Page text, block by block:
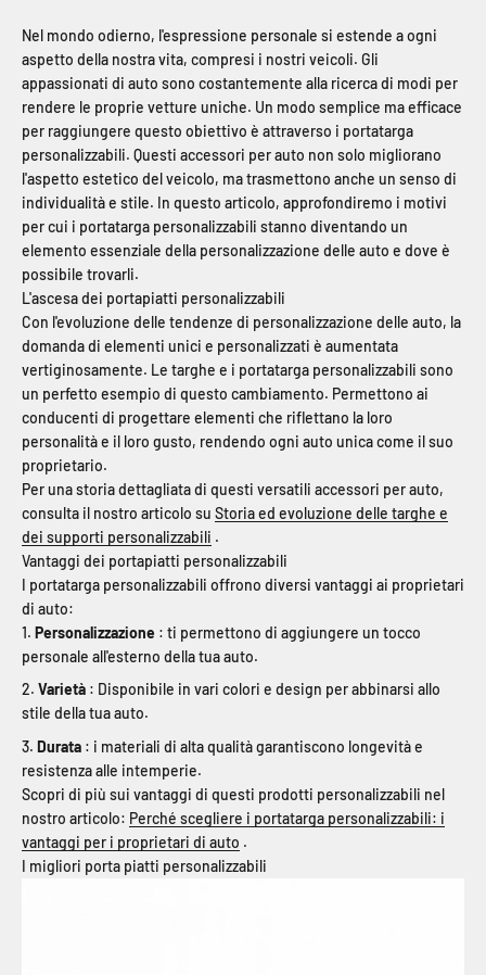
Nel mondo odierno, l'espressione personale si estende a ogni
aspetto della nostra vita, compresi i nostri veicoli. Gli
appassionati di auto sono costantemente alla ricerca di modi per
rendere le proprie vetture uniche. Un modo semplice ma efficace
per raggiungere questo obiettivo è attraverso i portatarga
personalizzabili. Questi accessori per auto non solo migliorano
l'aspetto estetico del veicolo, ma trasmettono anche un senso di
individualità e stile. In questo articolo, approfondiremo i motivi
per cui i portatarga personalizzabili stanno diventando un
elemento essenziale della personalizzazione delle auto e dove è
possibile trovarli.
L'ascesa dei portapiatti personalizzabili
Con l'evoluzione delle tendenze di personalizzazione delle auto, la
domanda di elementi unici e personalizzati è aumentata
vertiginosamente. Le targhe e i portatarga personalizzabili sono
un perfetto esempio di questo cambiamento. Permettono ai
conducenti di progettare elementi che riflettano la loro
personalità e il loro gusto, rendendo ogni auto unica come il suo
proprietario.
Per una storia dettagliata di questi versatili accessori per auto,
consulta il nostro articolo su Storia ed evoluzione delle targhe e
dei supporti personalizzabili .
Vantaggi dei portapiatti personalizzabili
I portatarga personalizzabili offrono diversi vantaggi ai proprietari
di auto:
Personalizzazione : ti permettono di aggiungere un tocco
personale all'esterno della tua auto.
Varietà : Disponibile in vari colori e design per abbinarsi allo
stile della tua auto.
Durata : i materiali di alta qualità garantiscono longevità e
resistenza alle intemperie.
Scopri di più sui vantaggi di questi prodotti personalizzabili nel
nostro articolo: Perché scegliere i portatarga personalizzabili: i
vantaggi per i proprietari di auto .
I migliori porta piatti personalizzabili